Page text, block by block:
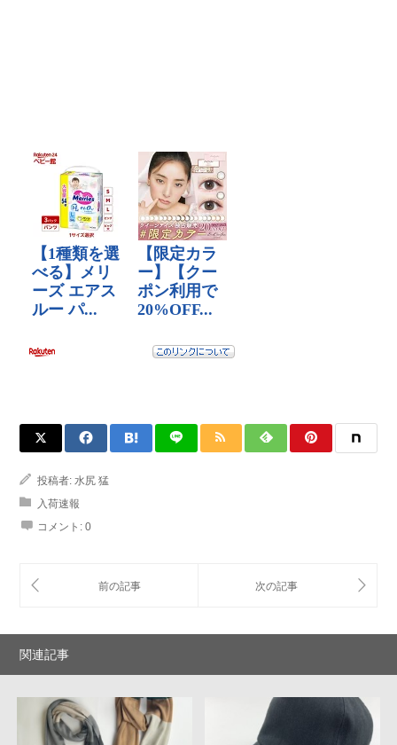
投稿者: 水尻 猛
入荷速報
コメント: 0
関連記事